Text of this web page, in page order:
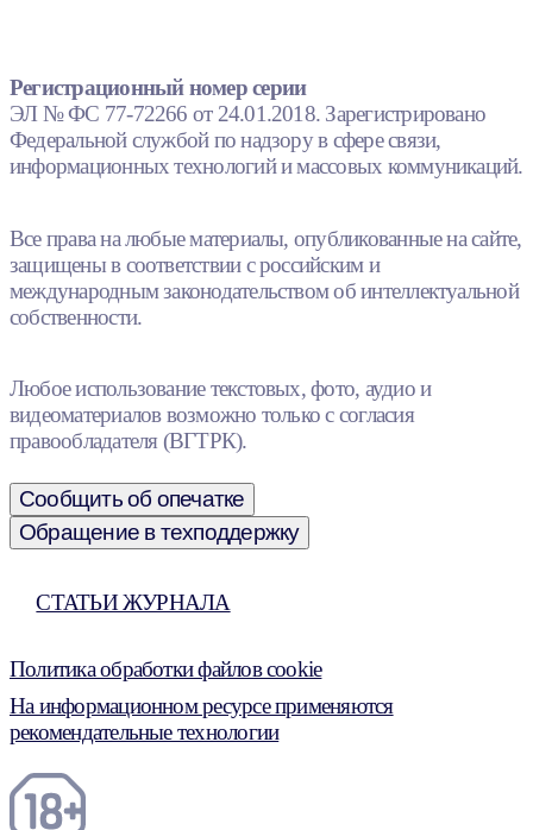
Регистрационный номер серии
ЭЛ № ФС 77-72266 от 24.01.2018. Зарегистрировано
Федеральной службой по надзору в сфере связи,
информационных технологий и массовых коммуникаций.
Все права на любые материалы, опубликованные на сайте,
защищены в соответствии с российским и
международным законодательством об интеллектуальной
собственности.
Любое использование текстовых, фото, аудио и
видеоматериалов возможно только с согласия
правообладателя (ВГТРК).
Сообщить об опечатке
Обращение в техподдержку
СТАТЬИ ЖУРНАЛА
Политика обработки файлов cookie
На информационном ресурсе применяются
рекомендательные технологии